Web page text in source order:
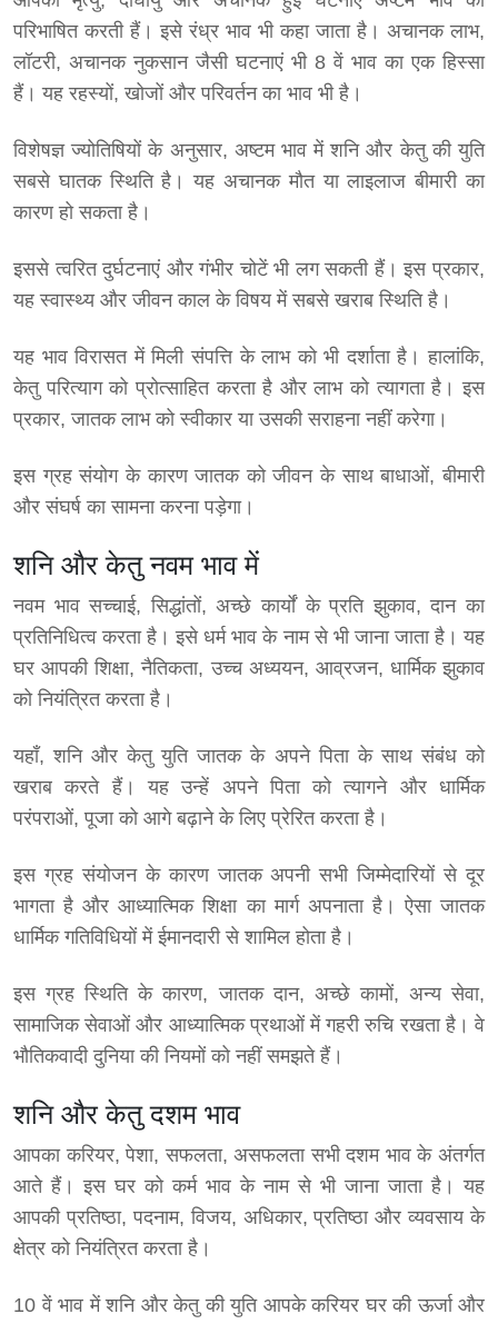
परिभाषित करती हैं। इसे रंध्र भाव भी कहा जाता है। अचानक लाभ,
लॉटरी, अचानक नुकसान जैसी घटनाएं भी 8 वें भाव का एक हिस्सा
हैं। यह रहस्यों, खोजों और परिवर्तन का भाव भी है।
विशेषज्ञ ज्योतिषियों के अनुसार, अष्टम भाव में शनि और केतु की युति
सबसे घातक स्थिति है। यह अचानक मौत या लाइलाज बीमारी का
कारण हो सकता है।
इससे त्वरित दुर्घटनाएं और गंभीर चोटें भी लग सकती हैं। इस प्रकार,
यह स्वास्थ्य और जीवन काल के विषय में सबसे खराब स्थिति है।
यह भाव विरासत में मिली संपत्ति के लाभ को भी दर्शाता है। हालांकि,
केतु परित्याग को प्रोत्साहित करता है और लाभ को त्यागता है। इस
प्रकार, जातक लाभ को स्वीकार या उसकी सराहना नहीं करेगा।
इस ग्रह संयोग के कारण जातक को जीवन के साथ बाधाओं, बीमारी
और संघर्ष का सामना करना पड़ेगा।
शनि और केतु नवम भाव में
नवम भाव सच्चाई, सिद्धांतों, अच्छे कार्यों के प्रति झुकाव, दान का
प्रतिनिधित्व करता है। इसे धर्म भाव के नाम से भी जाना जाता है। यह
घर आपकी शिक्षा, नैतिकता, उच्च अध्ययन, आव्रजन, धार्मिक झुकाव
को नियंत्रित करता है।
यहाँ, शनि और केतु युति जातक के अपने पिता के साथ संबंध को
खराब करते हैं। यह उन्हें अपने पिता को त्यागने और धार्मिक
परंपराओं, पूजा को आगे बढ़ाने के लिए प्रेरित करता है।
इस ग्रह संयोजन के कारण जातक अपनी सभी जिम्मेदारियों से दूर
भागता है और आध्यात्मिक शिक्षा का मार्ग अपनाता है। ऐसा जातक
धार्मिक गतिविधियों में ईमानदारी से शामिल होता है।
इस ग्रह स्थिति के कारण, जातक दान, अच्छे कामों, अन्य सेवा,
सामाजिक सेवाओं और आध्यात्मिक प्रथाओं में गहरी रुचि रखता है। वे
भौतिकवादी दुनिया की नियमों को नहीं समझते हैं।
शनि और केतु दशम भाव
आपका करियर, पेशा, सफलता, असफलता सभी दशम भाव के अंतर्गत
आते हैं। इस घर को कर्म भाव के नाम से भी जाना जाता है। यह
आपकी प्रतिष्ठा, पदनाम, विजय, अधिकार, प्रतिष्ठा और व्यवसाय के
क्षेत्र को नियंत्रित करता है।
10 वें भाव में शनि और केतु की युति आपके करियर घर की ऊर्जा और